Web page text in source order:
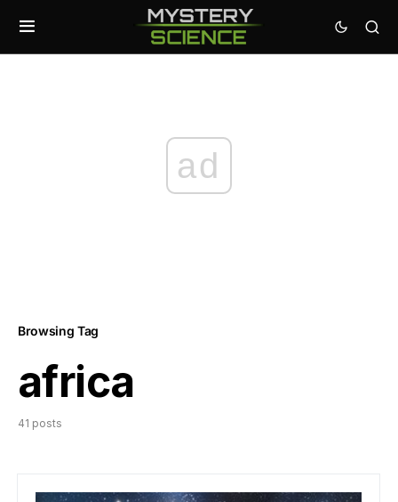
ad
Browsing Tag
africa
41 posts